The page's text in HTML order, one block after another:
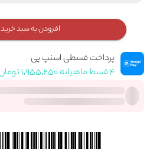
افزودن به سبد خرید
پرداخت قسطی اسنپ پی
۴ قسط ماهیانه ۱,۹۵۵,۲۵۰ تومان (بدون کارمزد)